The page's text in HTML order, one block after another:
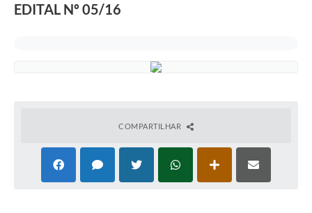
EDITAL Nº 05/16
COMPARTILHAR